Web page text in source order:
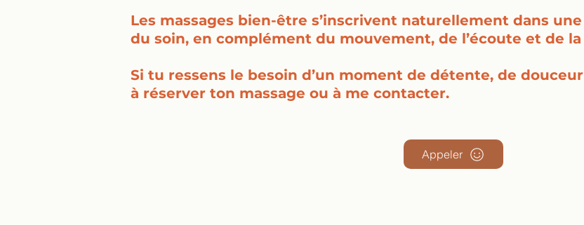
Les massages bien-être s’inscrivent naturellement dans
du soin, en complément du mouvement, de l’écoute et de
Si tu ressens le besoin d’un moment de détente, de
à réserver ton massage ou à me contacter.
Appeler